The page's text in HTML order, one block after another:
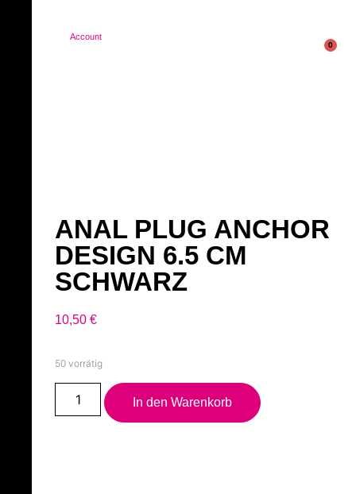
Account
0
ANAL PLUG ANCHOR
DESIGN 6.5 CM
SCHWARZ
10,50€
50 vorrätig
In den Warenkorb